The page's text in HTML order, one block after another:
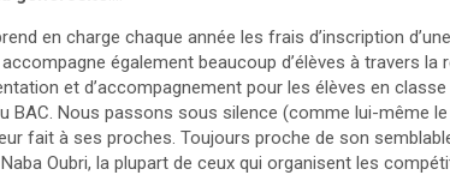
en charge chaque année les frais d’inscription
également beaucoup d’élèves à travers la
et d’accompagnement pour les élèves en classe
BAC. Nous passons sous silence (comme lui-même
fait à ses proches. Toujours proche de son
Oubri, la plupart de ceux qui organisent les